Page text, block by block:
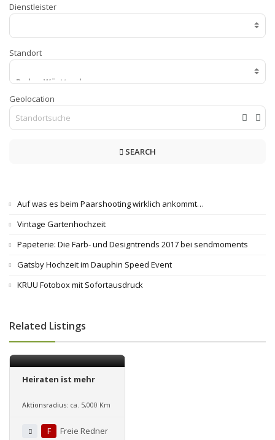
Dienstleister
Standort
Geolocation
SEARCH
Auf was es beim Paarshooting wirklich ankommt…
Vintage Gartenhochzeit
Papeterie: Die Farb- und Designtrends 2017 bei sendmoments
Gatsby Hochzeit im Dauphin Speed Event
KRUU Fotobox mit Sofortausdruck
Related Listings
Heiraten ist mehr
Aktionsradius: ca. 5,000 Km
F Freie Redner